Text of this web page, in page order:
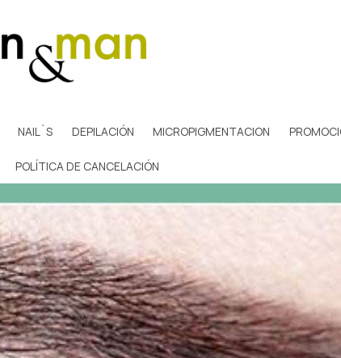
NAIL`S DEPILACIÓN MICROPIGMENTACION
POLÍTICA DE CANCELACIÓN